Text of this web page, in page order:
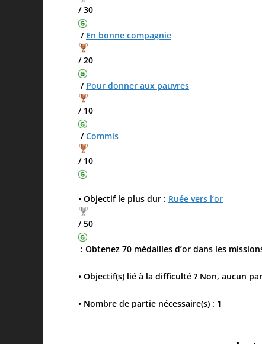
/ 30
/ En bonne compagnie
/ 20
/ Pour donner aux pauvres
/ 10
/Commis
/ 10
• Objectif le plus dur : Ruée vers l’or
/ 50
: Obtenez 70 médailles d’or dans les
• Objectif(s) lié à la difficulté ? Non, aucun
• Nombre de partie nécessaire(s) : 1